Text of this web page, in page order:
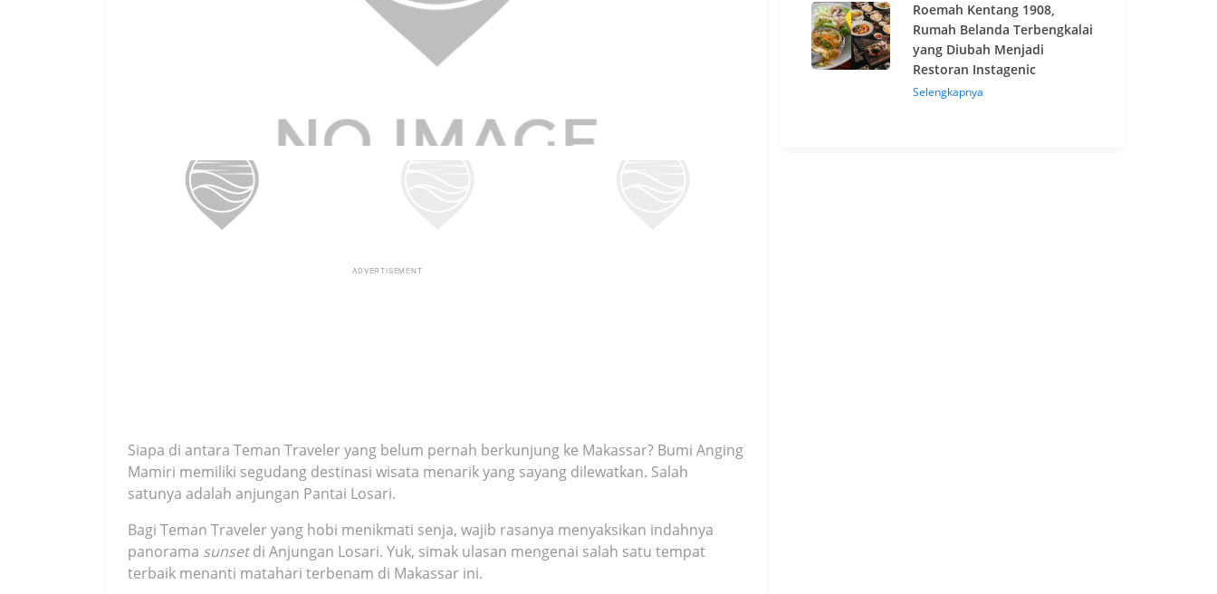
ADVERTISEMENT
Siapa di antara Teman Traveler yang belum pernah berkunjung ke Makassar? Bumi Anging
Mamiri memiliki segudang destinasi wisata menarik yang sayang dilewatkan. Salah
satunya adalah anjungan Pantai Losari.
Bagi Teman Traveler yang hobi menikmati senja, wajib rasanya menyaksikan indahnya
panorama sunsetdi Anjungan Losari. Yuk, simak ulasan mengenai salah satu tempat
terbaik menanti matahari terbenam di Makassar ini.
Roemah Kentang 1908,
Rumah Belanda Terbengkalai
yang Diubah Menjadi
Restoran Instagenic
Selengkapnya